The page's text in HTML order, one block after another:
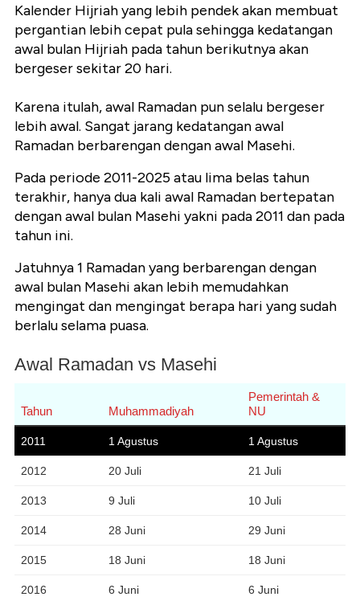
Kalender Hijriah yang lebih pendek akan membuat
pergantian lebih cepat pula sehingga kedatangan
awal bulan Hijriah pada tahun berikutnya akan
bergeser sekitar 20 hari.
Karena itulah, awal Ramadan pun selalu bergeser
lebih awal. Sangat jarang kedatangan awal
Ramadan berbarengan dengan awal Masehi.
Pada periode 2011-2025 atau lima belas tahun
terakhir, hanya dua kali awal Ramadan bertepatan
dengan awal bulan Masehi yakni pada 2011 dan pada
tahun ini.
Jatuhnya 1 Ramadan yang berbarengan dengan
awal bulan Masehi akan lebih memudahkan
mengingat dan mengingat berapa hari yang sudah
berlalu selama puasa.